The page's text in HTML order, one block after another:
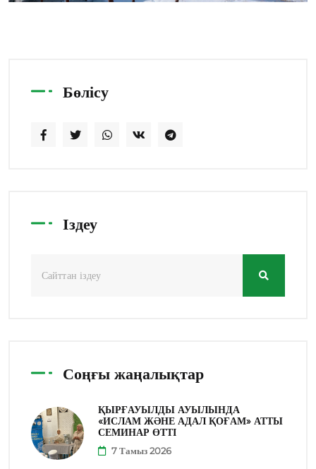
Бөлісу
Іздеу
Соңғы жаңалықтар
ҚЫРҒАУЫЛДЫ АУЫЛЫНДА
«ИСЛАМ ЖӘНЕ АДАЛ ҚОҒАМ» АТТЫ
СЕМИНАР ӨТТІ
7 Тамыз 2026